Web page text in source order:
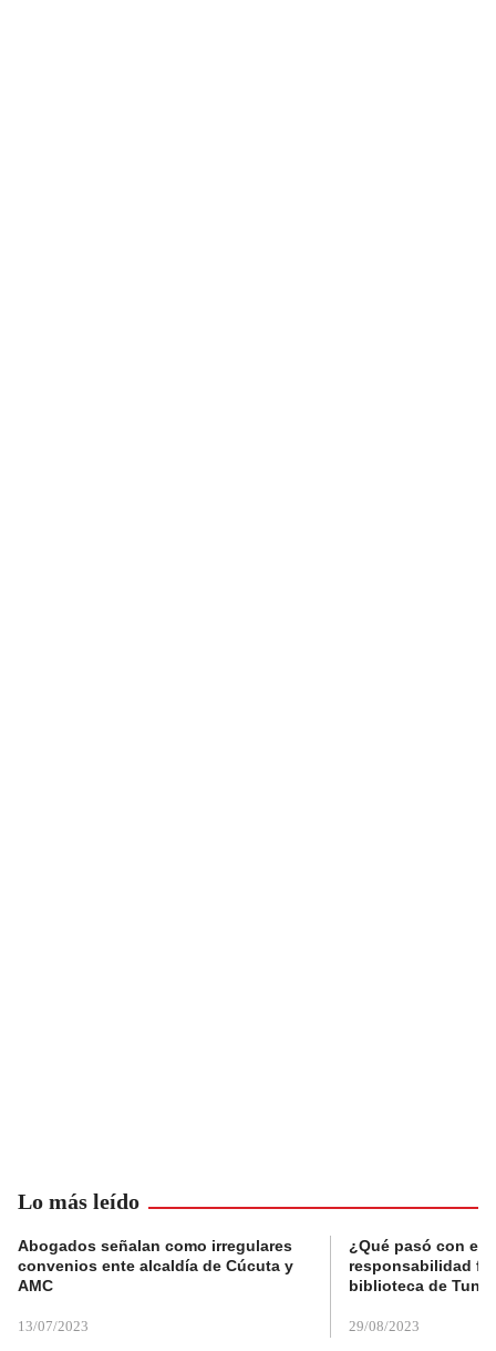
Lo más leído
Abogados señalan como irregulares
convenios ente alcaldía de Cúcuta y
AMC
13/07/2023
¿Qué pasó con el
responsabilidad
biblioteca de
29/08/2023